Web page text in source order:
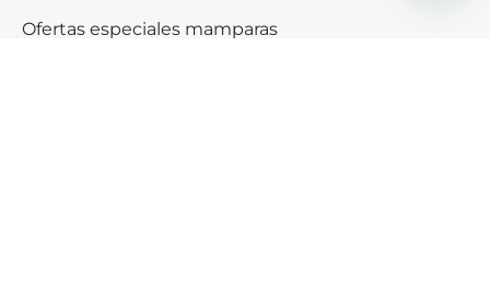
Ofertas especiales mamparas